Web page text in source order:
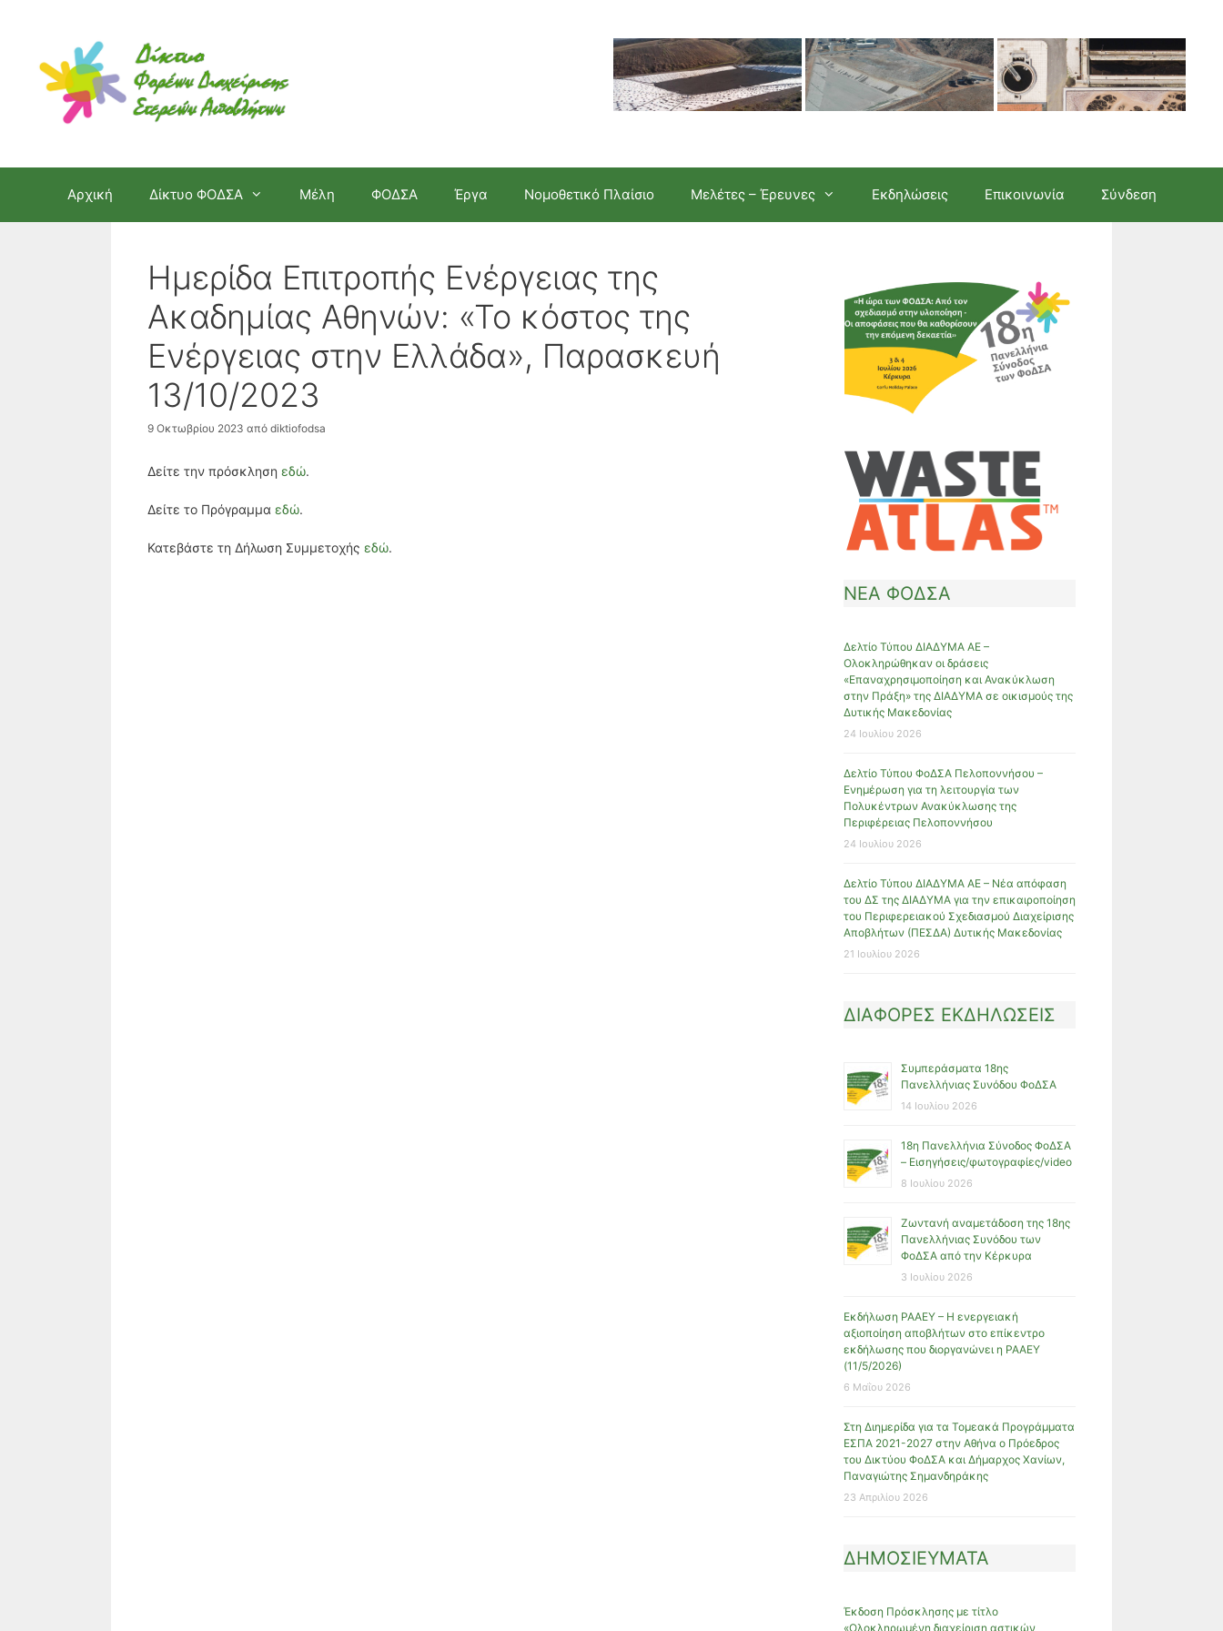
περιεχόμενο
Αρχική Δίκτυο ΦΟΔΣΑ Μέλη ΦΟΔΣΑ Έργα Νομοθετικό Πλαίσιο Μελέτες – Έρευνες Εκδηλώσεις Επικοινωνία Σύνδεση
Ημερίδα Επιτροπής Ενέργειας της
Ακαδημίας Αθηνών: «Το κόστος της
Ενέργειας στην Ελλάδα», Παρασκευή
13/10/2023
9 Οκτωβρίου 2023 από diktiofodsa
Δείτε την πρόσκληση εδώ.
Δείτε το Πρόγραμμα εδώ.
Κατεβάστε τη Δήλωση Συμμετοχής εδώ.
ΝΕΑ ΦΟΔΣΑ
Δελτίο Τύπου ΔΙΑΔΥΜΑ ΑΕ –
Ολοκληρώθηκαν οι δράσεις
«Επαναχρησιμοποίηση και Ανακύκλωση
στην Πράξη» της ΔΙΑΔΥΜΑ σε οικισμούς της
Δυτικής Μακεδονίας
24 Ιουλίου 2026
Δελτίο Τύπου ΦοΔΣΑ Πελοποννήσου –
Ενημέρωση για τη λειτουργία των
Πολυκέντρων Ανακύκλωσης της
Περιφέρειας Πελοποννήσου
24 Ιουλίου 2026
Δελτίο Τύπου ΔΙΑΔΥΜΑ ΑΕ – Νέα απόφαση
του ΔΣ της ΔΙΑΔΥΜΑ για την επικαιροποίηση
του Περιφερειακού Σχεδιασμού Διαχείρισης
Αποβλήτων (ΠΕΣΔΑ) Δυτικής Μακεδονίας
21 Ιουλίου 2026
ΔΙΑΦΟΡΕΣ ΕΚΔΗΛΩΣΕΙΣ
Συμπεράσματα 18ης
Πανελλήνιας Συνόδου ΦοΔΣΑ
14 Ιουλίου 2026
18η Πανελλήνια Σύνοδος ΦοΔΣΑ
– Εισηγήσεις/φωτογραφίες/video
8 Ιουλίου 2026
Ζωντανή αναμετάδοση της 18ης
Πανελλήνιας Συνόδου των
ΦοΔΣΑ από την Κέρκυρα
3 Ιουλίου 2026
Εκδήλωση ΡΑΑΕΥ – Η ενεργειακή
αξιοποίηση αποβλήτων στο επίκεντρο
εκδήλωσης που διοργανώνει η ΡΑΑΕΥ
(11/5/2026)
6 Μαΐου 2026
Στη Διημερίδα για τα Τομεακά Προγράμματα
ΕΣΠΑ 2021-2027 στην Αθήνα ο Πρόεδρος
του Δικτύου ΦοΔΣΑ και Δήμαρχος Χανίων,
Παναγιώτης Σημανδηράκης
23 Απριλίου 2026
ΔΗΜΟΣΙΕΥΜΑΤΑ
Έκδοση Πρόσκλησης με τίτλο
«Ολοκληρωμένη διαχείριση αστικών